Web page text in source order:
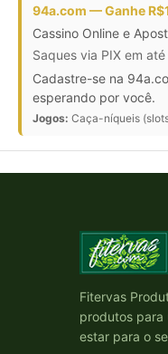
94a.com — Ganhe
Cassino Online e
Saques via PIX em
Cadastre-se na
esperando por você.
Jogos: Caça-níqueis
Fitervas
produtos para
estar para o